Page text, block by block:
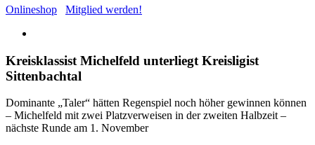
Onlineshop
Mitglied werden!
Kreisklassist Michelfeld unterliegt Kreisligist
Sittenbachtal
Dominante „Taler“ hätten Regenspiel noch höher gewinnen können
– Michelfeld mit zwei Platzverweisen in der zweiten Halbzeit –
nächste Runde am 1. November